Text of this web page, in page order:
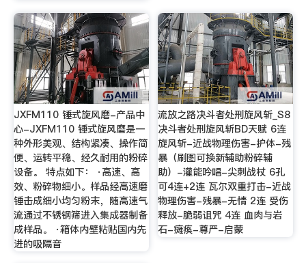
JXFM110 锤式旋风磨-产品中
心-JXFM110 锤式旋风磨是一
种外形美观、结构紧凑、操作简
便、运转平稳、经久耐用的粉碎
设备。 特点如下： ·高速、高
效、粉碎物细小。样品经高速磨
锤击成细小均匀粉末，随高速气
流通过不锈钢筛进入集成器制备
成样品。 ·箱体内壁粘贴国内先
进的吸隔音
流放之路决斗者处刑旋风斩_S8
决斗者处刑旋风斩BD天赋 6连
旋风斩-近战物理伤害-护体-残
暴（刷图可换新辅助粉碎辅
助）-灌能吟唱-尖刺战杖 6孔
可4连+2连 瓦尔双重打击-近战
物理伤害-残暴-无情 2连 受伤
释放-脆弱诅咒 4连 血肉与岩
石-瘫痪-尊严-启蒙